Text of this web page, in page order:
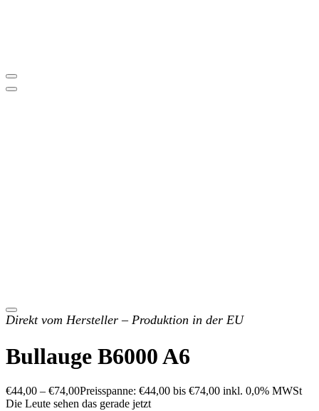
Direkt vom Hersteller – Produktion in der EU
Bullauge B6000 A6
€44,00 – €74,00Preisspanne: €44,00 bis €74,00 inkl. 0,0% MWSt
Die Leute sehen das gerade jetzt